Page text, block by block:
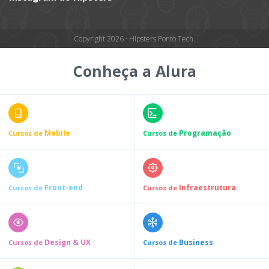
Copyright 2026 · Hipsters Ponto Tech.
Conheça a Alura
Cursos de Mobile Cursos de Programação
Cursos de Front-end Cursos de Infraestrutura
Cursos de Design & UX Cursos de Business